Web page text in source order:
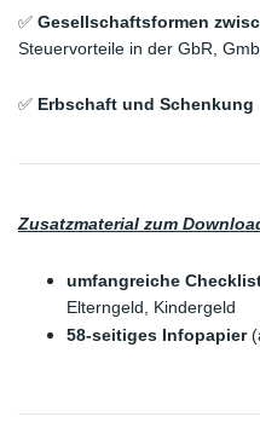
✅
Steuervorteile in der GbR,
✅ Erbschaft und Schenkung
Zusatzmaterial zum
umfangreiche
Elterngeld, Kindergeld
58-seitiges Infopapier